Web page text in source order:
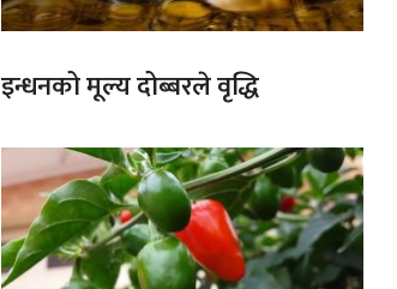
इन्धनको मूल्य दोब्बरले वृद्धि